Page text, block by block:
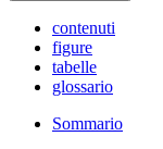
contenuti
figure
tabelle
glossario
Sommario